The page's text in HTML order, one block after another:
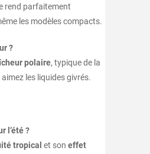
rend parfaitement
les modèles compacts.
?
polaire, typique de la
les liquides givrés.
l’été ?
tropical et son effet